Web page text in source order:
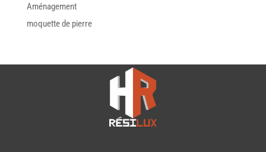
Aménagement
moquette de pierre